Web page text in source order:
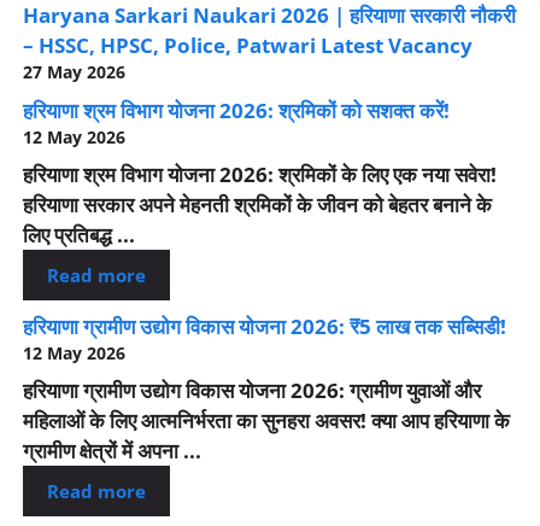
Haryana Sarkari Naukari 2026 | हरियाणा सरकारी नौकरी
– HSSC, HPSC, Police, Patwari Latest Vacancy
27 May 2026
हरियाणा श्रम विभाग योजना 2026: श्रमिकों को सशक्त करें!
12 May 2026
हरियाणा श्रम विभाग योजना 2026: श्रमिकों के लिए एक नया सवेरा!
हरियाणा सरकार अपने मेहनती श्रमिकों के जीवन को बेहतर बनाने के
लिए प्रतिबद्ध ...
Read more
हरियाणा ग्रामीण उद्योग विकास योजना 2026: ₹5 लाख तक सब्सिडी!
12 May 2026
हरियाणा ग्रामीण उद्योग विकास योजना 2026: ग्रामीण युवाओं और
महिलाओं के लिए आत्मनिर्भरता का सुनहरा अवसर! क्या आप हरियाणा के
ग्रामीण क्षेत्रों में अपना ...
Read more